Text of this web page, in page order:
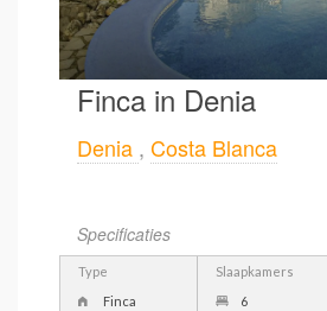
Finca in Denia
Denia , Costa Blanca
Specificaties
Type
Finca
Slaapkamers
6